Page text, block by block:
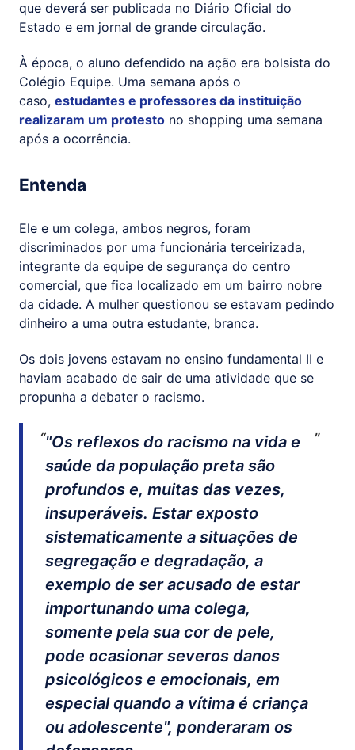
que deverá ser publicada no Diário Oficial do
Estado e em jornal de grande circulação.
À época, o aluno defendido na ação era bolsista do
Colégio Equipe. Uma semana após o
caso, estudantes e professores da instituição
realizaram um protesto no shopping uma semana
após a ocorrência.
Entenda
Ele e um colega, ambos negros, foram
discriminados por uma funcionária terceirizada,
integrante da equipe de segurança do centro
comercial, que fica localizado em um bairro nobre
da cidade. A mulher questionou se estavam pedindo
dinheiro a uma outra estudante, branca.
Os dois jovens estavam no ensino fundamental II e
haviam acabado de sair de uma atividade que se
propunha a debater o racismo.
"Os reflexos do racismo na vida e
saúde da população preta são
profundos e, muitas das vezes,
insuperáveis. Estar exposto
sistematicamente a situações de
segregação e degradação, a
exemplo de ser acusado de estar
importunando uma colega,
somente pela sua cor de pele,
pode ocasionar severos danos
psicológicos e emocionais, em
especial quando a vítima é criança
ou adolescente", ponderaram os